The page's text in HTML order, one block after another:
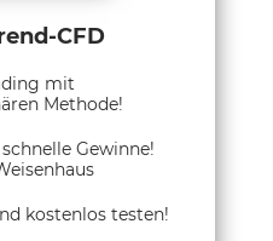
CFD
mit
Methode!
Gewinne!
kostenlos testen!